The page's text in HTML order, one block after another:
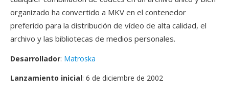
organizado ha convertido a MKV en el contenedor
preferido para la distribución de vídeo de alta calidad, el
archivo y las bibliotecas de medios personales.
Desarrollador: Matroska
Lanzamiento inicial: 6 de diciembre de 2002